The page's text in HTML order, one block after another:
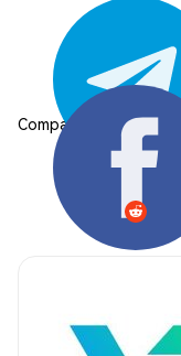
Compartilhar: